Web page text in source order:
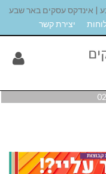
| אינדקס עסקים באר שבע
יצירת קשר